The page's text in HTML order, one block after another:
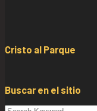
Cristo al Parque
Buscar en el sitio